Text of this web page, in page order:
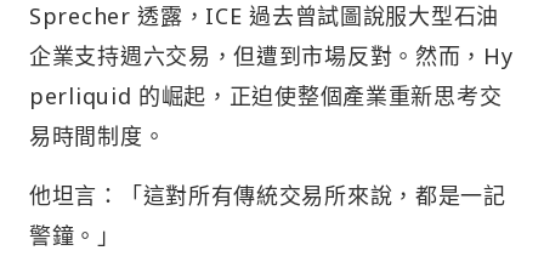
Sprecher 透露，ICE 過去曾試圖說服大型石油
企業支持週六交易，但遭到市場反對。然而，Hy
perliquid 的崛起，正迫使整個產業重新思考交
易時間制度。
他坦言：「這對所有傳統交易所來說，都是一記
警鐘。」